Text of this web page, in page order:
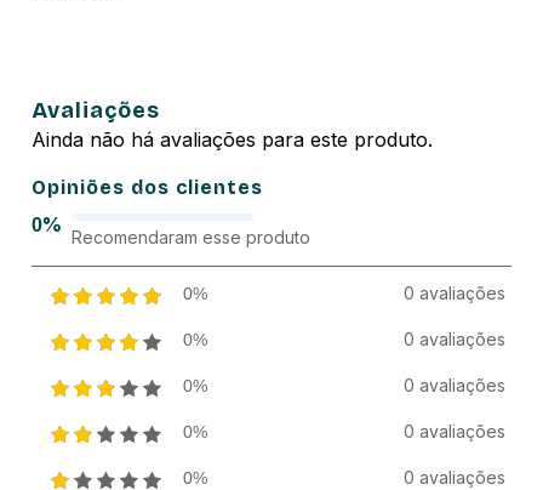
Avaliações
Ainda não há avaliações para este produto.
Opiniões dos clientes
0%
Recomendaram esse produto
0% 0 avaliações
0% 0 avaliações
0% 0 avaliações
0% 0 avaliações
0% 0 avaliações